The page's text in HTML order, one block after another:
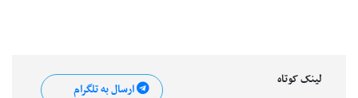
لینک کوتاه
ارسال به تلگرام